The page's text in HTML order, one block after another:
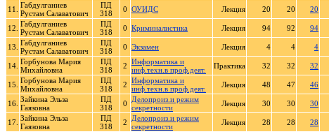
11.
Габдулганиев
Рустам Салаватович
ПД
318
0 ОУИДС Лекция 20 20 20
12. Габдулганиев
Рустам Салаватович
ПД
318
0 Криминалистика Лекция 94 92 94
13. Габдулганиев
Рустам Салаватович
ПД
318
0 Экзамен Лекция 4 4 4
14. Горбунова Мария
Михайловна
ПД
318
2 Информатика и
инф.техн.в проф.деят.
Практика 32 32 32
15. Горбунова Мария
Михайловна
ПД
318
2 Информатика и
инф.техн.в проф.деят.
Лекция 48 47 46
16. Зайкина Эльза
Гаязовна
ПД
318
0
Делопроиз.и режим
секретности
Лекция 30 30 30
17. Зайкина Эльза
Гаязовна
ПД
318
2
Делопроиз.и режим
секретности
Лекция 28 28 28